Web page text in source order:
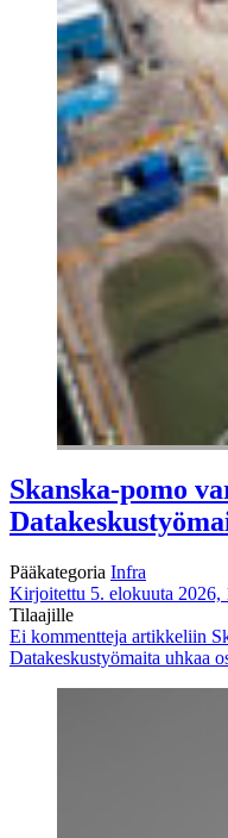
Skanska-pomo
Pääkategoria Infra
Kirjoitettu 5. elokuuta 2026,
Tilaajille
Ei kommentteja artikkeliin
Datakeskustyömaita uhkaa